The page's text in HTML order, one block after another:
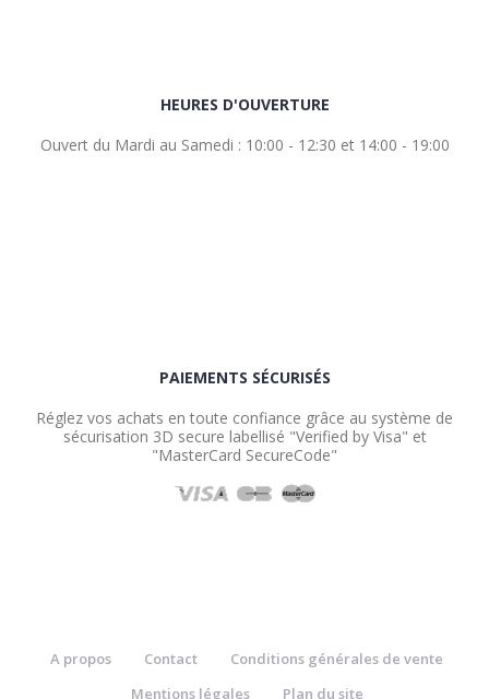
HEURES D'OUVERTURE
Ouvert du Mardi au Samedi : 10:00 - 12:30 et 14:00 - 19:00
PAIEMENTS SÉCURISÉS
Réglez vos achats en toute confiance grâce au système de
sécurisation 3D secure labellisé "Verified by Visa" et
"MasterCard SecureCode"
A propos Contact
Conditions générales de vente
Mentions légales
Plan du site